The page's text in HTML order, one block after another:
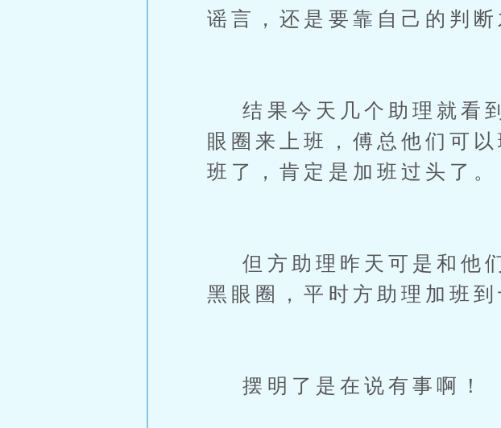
谣言，还是要靠自己的判断
结果今天几个助理就看
眼圈来上班，傅总他们可
班了，肯定是加班过头了。
但方助理昨天可是和他
黑眼圈，平时方助理加班
摆明了是在说有事啊！